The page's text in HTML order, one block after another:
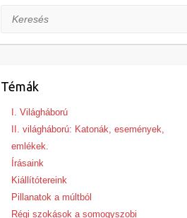
Keresés
Témák
I. Világháború
II. világháború: Katonák, események,
emlékek.
Írásaink
Kiállítótereink
Pillanatok a múltból
Régi szokások a somogyszobi